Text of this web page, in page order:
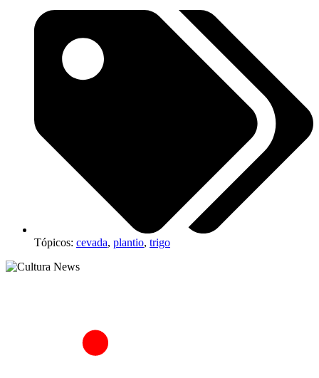
Tópicos: cevada, plantio, trigo